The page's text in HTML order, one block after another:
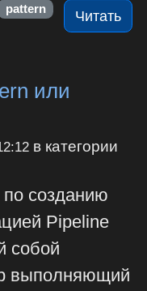
Читать
pattern
или
в категории
созданию
Pipeline
собой
выполняющий